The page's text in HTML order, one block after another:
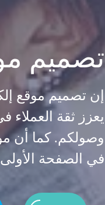
تصميم
إن تصميم موقع
يعزز ثقة العملاء
وصولكم. كما أن
في الصفحة